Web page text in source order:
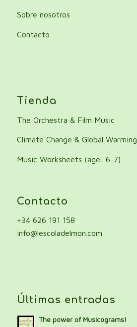
Sobre nosotros
Contacto
Tienda
The Orchestra & Film Music
Climate Change & Global Warming
Music Worksheets (age: 6-7)
Contacto
+34 626 191 158
info@lescoladelmon.com
Últimas entradas
The power of Musicograms!